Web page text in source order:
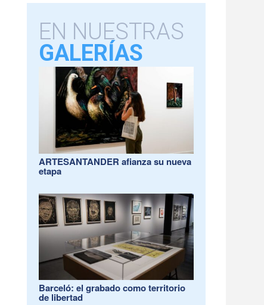
EN NUESTRAS
GALERÍAS
ARTESANTANDER afianza su nueva
etapa
Barceló: el grabado como territorio
de libertad